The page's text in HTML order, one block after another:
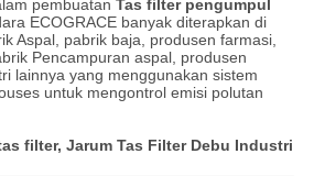
pembuatan Tas filter pengumpul
ECOGRACE banyak diterapkan di
Aspal, pabrik baja, produsen farmasi,
Pencampuran aspal, produsen
lainnya yang menggunakan sistem
untuk mengontrol emisi polutan
filter, Jarum Tas Filter Debu Industri